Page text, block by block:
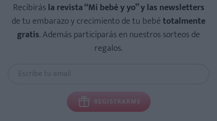
Recibirásla revista “Mi bebé y yo” y las newsletters
de tu embarazo y crecimiento de tu bebétotalmente
gratis. Además participarás en nuestros sorteos de
regalos.
REGISTRARME